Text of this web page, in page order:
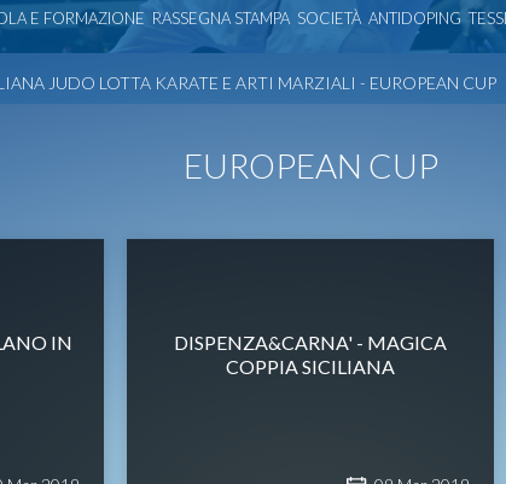
E FORMAZIONE RASSEGNA STAMPA SOCIETÀ ANTIDOPING
JUDO LOTTA KARATE E ARTI MARZIALI - EUROPEAN CUP
EUROPEAN CUP
IN
DISPENZA&CARNA' - MAGICA
COPPIA SICILIANA